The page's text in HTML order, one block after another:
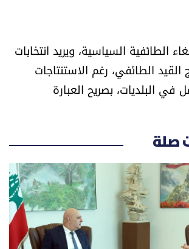
الطائفية السياسية، ويريد انتخابات
القيد الطائفي، رغم الاستنتاجات
في البلديات، بصريح العبارة
صلة